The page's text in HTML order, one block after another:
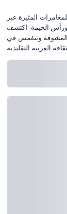
المثيرة عبر
ورأس الخيمة. اكتشف
المشوقة وتنغمس في